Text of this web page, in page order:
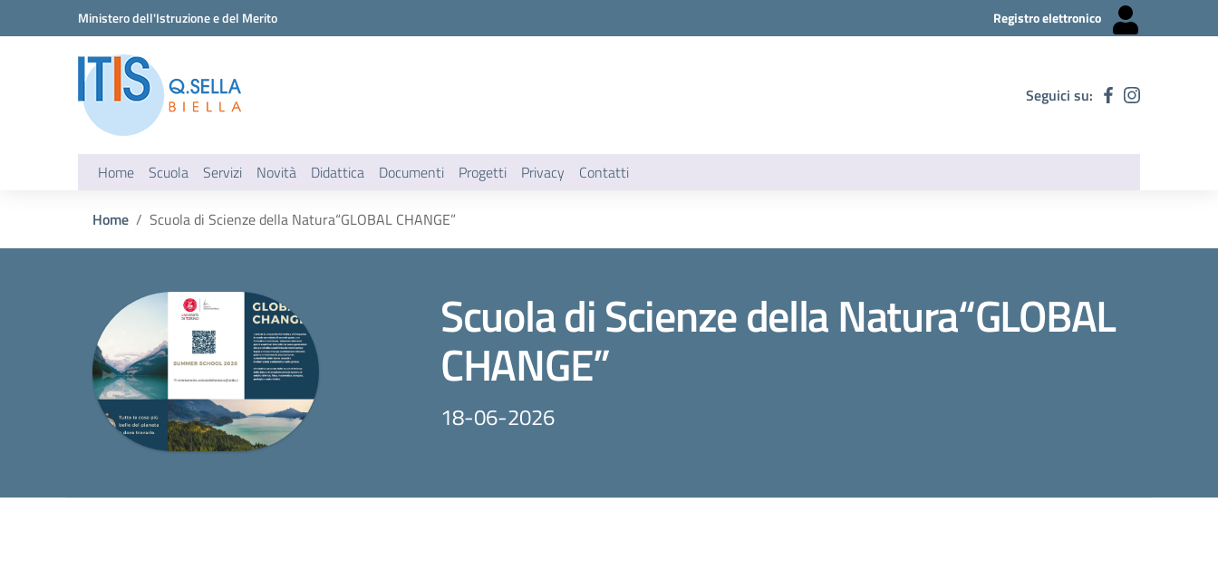
Vai ai contenuti
Vai al menu di navigazioneMinistero dell'Istruzione e del Merito Registro elettronico
Seguici su:
Home Scuola Servizi Novità Didattica Documenti Progetti Privacy Contatti
Home Scuola di Scienze della Natura“GLOBAL CHANGE”
Scuola di Scienze della Natura“GLOBAL
CHANGE”
18-06-2026